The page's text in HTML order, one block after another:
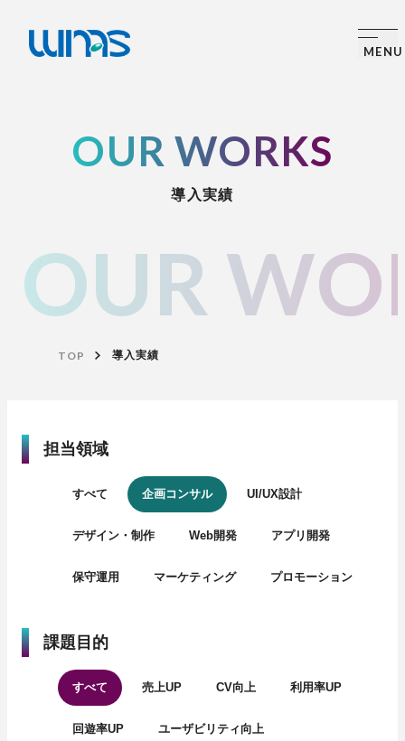
OUR WORKS
導入実績
OUR
TOP 導入実績
担当領域
すべて 企画コンサル UI/UX設計
デザイン・制作 Web開発 アプリ開発
保守運用 マーケティング プロモーション
課題目的
すべて 売上UP CV向上 利用率UP
回遊率UP ユーザビリティ向上